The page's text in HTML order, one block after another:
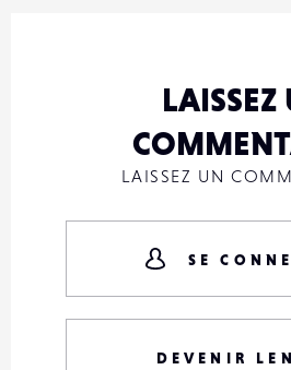
LAISSEZ
LAISSEZ UN
SE
DEVENIR